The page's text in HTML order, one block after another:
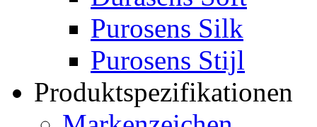
Purosens Silk
Purosens Stijl
Produktspezifikationen